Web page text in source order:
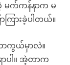
မက်ကန်နာက မ
ြားခဲ့ပါတယ်။
ကွယ်မှာလဲ။
ပါ။ အဲ့တာက